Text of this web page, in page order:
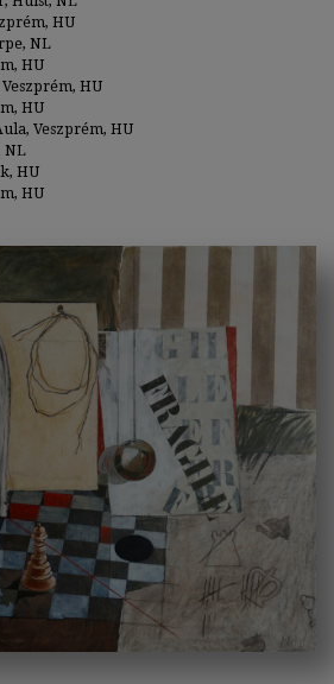
HU
NL
HU
HU
HU
Veszprém, HU
NL
HU
HU